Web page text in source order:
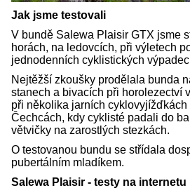
Jak jsme testovali
V bundě Salewa Plaisir GTX jsme
horách, na ledovcích, při výletech
jednodenních cyklistických
Nejtěžší zkoušky prodělala bunda
stanech a bivacích při horolezectví
při několika jarních cyklovyjížďkách
Čechcách, kdy cyklisté padali do
větvičky na zarostlých stezkách.
O testovanou bundu se střídala
pubertálním mladíkem.
Salewa Plaisir - testy na internetu